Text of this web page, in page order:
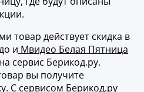
товар действует скидка в
и Мвидео Белая Пятница
сервис Берикод.ру.
вы получите
С сервисом Берикод.ру